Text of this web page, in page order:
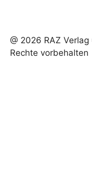
@ 2026 RAZ
Rechte vorbehalten